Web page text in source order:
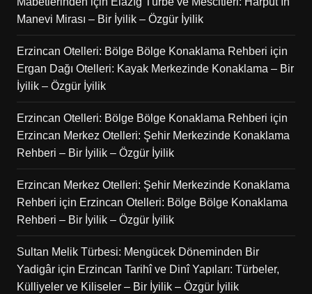
Manevi Mirası – Bir İyilik – Özgür İyilik
Erzincan Otelleri: Bölge Bölge Konaklama Rehberi için
Ergan Dağı Otelleri: Kayak Merkezinde Konaklama – Bir
İyilik – Özgür İyilik
Erzincan Otelleri: Bölge Bölge Konaklama Rehberi için
Erzincan Merkez Otelleri: Şehir Merkezinde Konaklama
Rehberi – Bir İyilik – Özgür İyilik
Erzincan Merkez Otelleri: Şehir Merkezinde Konaklama
Rehberi için Erzincan Otelleri: Bölge Bölge Konaklama
Rehberi – Bir İyilik – Özgür İyilik
Sultan Melik Türbesi: Mengücek Döneminden Bir
Yadigâriçin Erzincan Tarihî ve Dinî Yapıları: Türbeler,
Külliyeler ve Kiliseler – Bir İyilik – Özgür İyilik